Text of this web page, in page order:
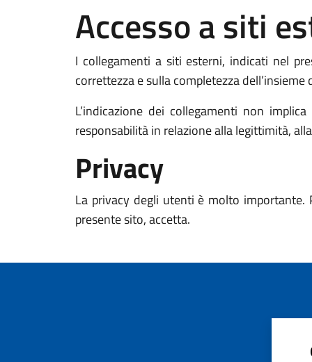
Accesso a siti
I collegamenti a siti esterni, indicati nel
correttezza e sulla completezza
L’indicazione dei collegamenti non
responsabilità in relazione alla legittimità,
Privacy
La privacy degli utenti è molto importante.
presente sito, accetta.